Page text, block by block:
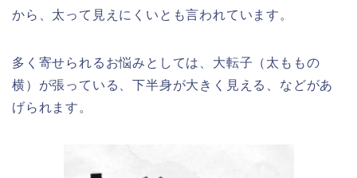
から、太って見えにくいとも言われています。
多く寄せられるお悩みとしては、大転子（太ももの
横）が張っている、下半身が大きく見える、などがあ
げられます。